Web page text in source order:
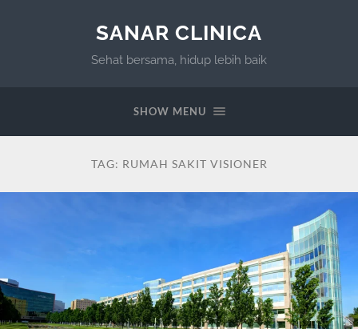
SANAR CLINICA
Sehat bersama, hidup lebih baik
SHOW MENU
TAG: RUMAH SAKIT VISIONER